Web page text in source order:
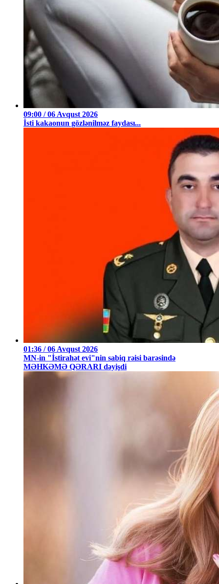
09:00 / 06 Avqust 2026
İsti kakaonun gözlənilməz faydası...
01:36 / 06 Avqust 2026
MN-in "İstirahət evi"nin sabiq rəisi barəsində
MƏHKƏMƏ QƏRARI dəyişdi